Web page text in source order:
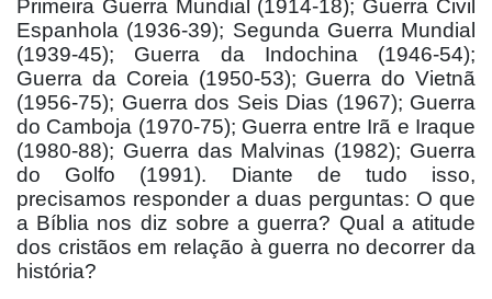
Primeira Guerra Mundial (1914-18); Guerra Civil
Espanhola (1936-39); Segunda Guerra Mundial
(1939-45); Guerra da Indochina (1946-54);
Guerra da Coreia (1950-53); Guerra do Vietnã
(1956-75); Guerra dos Seis Dias (1967); Guerra
do Camboja (1970-75); Guerra entre Irã e Iraque
(1980-88); Guerra das Malvinas (1982); Guerra
do Golfo (1991). Diante de tudo isso,
precisamos responder a duas perguntas: O que
a Bíblia nos diz sobre a guerra? Qual a atitude
dos cristãos em relação à guerra no decorrer da
história?